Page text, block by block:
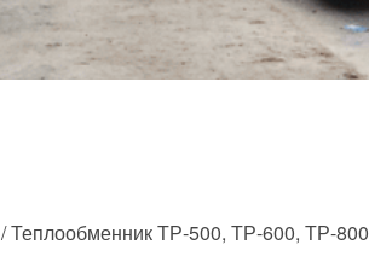
/ Теплообменник ТР-500, ТР-600, ТР-800